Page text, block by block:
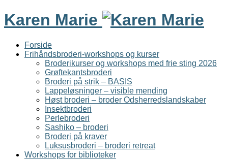
Karen Marie
Forside
Frihåndsbroderi-workshops og kurser
Broderikurser og workshops med frie sting 2026
Grøftekantsbroderi
Broderi på strik – BASIS
Lappeløsninger – visible mending
Høst broderi – broder Odsherredslandskaber
Insektbroderi
Perlebroderi
Sashiko – broderi
Broderi på kraver
Luksusbroderi – broderi retreat
Workshops for biblioteker